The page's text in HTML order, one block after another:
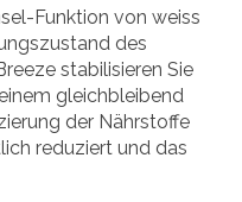
Funktion von weiss
des
stabilisieren Sie
gleichbleibend
der Nährstoffe
reduziert und das